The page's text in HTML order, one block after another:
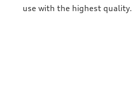
use with the highest quality.